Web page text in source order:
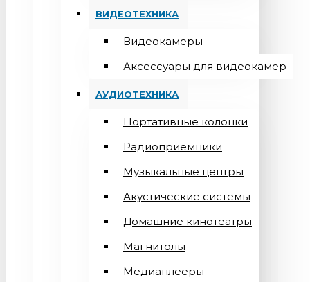
ВИДЕОТЕХНИКА
Видеокамеры
Аксессуары для видеокамер
АУДИОТЕХНИКА
Портативные колонки
Радиоприемники
Музыкальные центры
Акустические системы
Домашние кинотеатры
Магнитолы
Медиаплееры